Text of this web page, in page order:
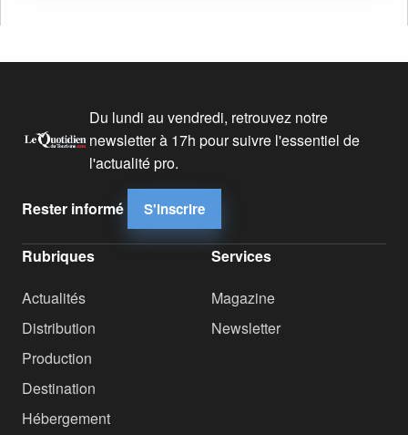
Du lundi au vendredi, retrouvez notre
newsletter à 17h pour suivre l'essentiel de
l'actualité pro.
Rester informé S'inscrire
Rubriques
Actualités
Distribution
Production
Destination
Hébergement
Services
Magazine
Newsletter